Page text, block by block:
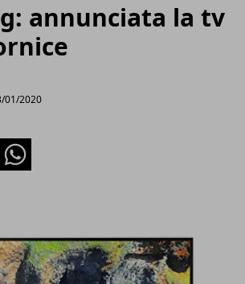
annunciata la tv
01/2020
Whatsapp